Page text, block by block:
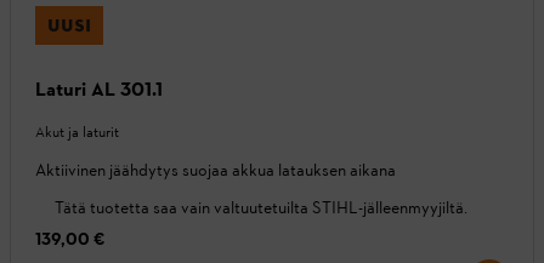
UUSI
Laturi AL 301.1
Akut ja laturit
Aktiivinen jäähdytys suojaa akkua latauksen aikana
Tätä tuotetta saa vain valtuutetuilta STIHL-jälleenmyyjiltä.
139,00 €